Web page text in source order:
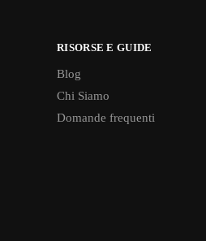
RISORSE E GUIDE
Blog
Chi Siamo
Domande frequenti